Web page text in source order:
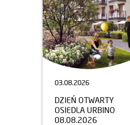
03.08.2026
DZIEŃ OTWARTY
OSIEDLA URBINO
08.08.2026